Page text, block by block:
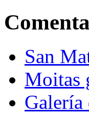
San
Moitas
Galería